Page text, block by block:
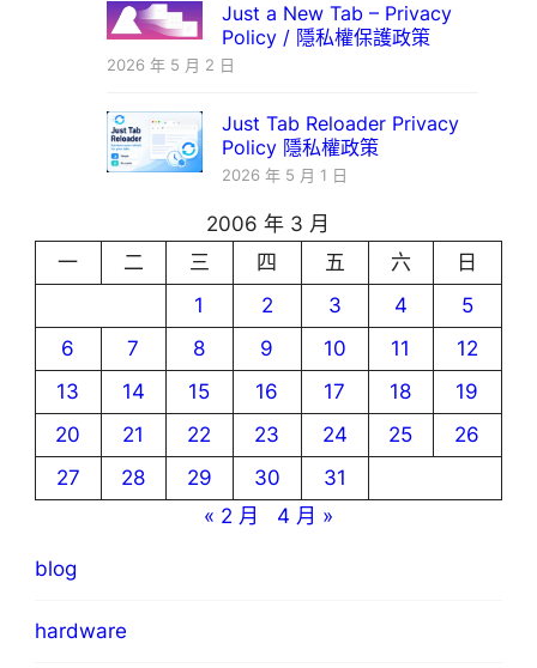
Just a New Tab – Privacy
Policy / 隱私權保護政策
2026 年 5 月 2 日
Just Tab Reloader Privacy
Policy 隱私權政策
2026 年 5 月 1 日
2006 年 3 月
一
二 三 四 五 六
日
1
2 3 4
5
6
7 8 9 10 11
12
13
14 15 16 17 18
19
20
21 22 23 24 25
26
27
28 29 30
31
« 2 月
4 月 »
blog
hardware